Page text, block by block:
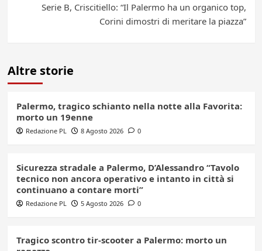
Serie B, Criscitiello: “Il Palermo ha un organico top,
Corini dimostri di meritare la piazza”
Altre storie
Palermo, tragico schianto nella notte alla Favorita:
morto un 19enne
Redazione PL 8 Agosto 2026 0
Sicurezza stradale a Palermo, D’Alessandro “Tavolo
tecnico non ancora operativo e intanto in città si
continuano a contare morti”
Redazione PL 5 Agosto 2026 0
Tragico scontro tir-scooter a Palermo: morto un